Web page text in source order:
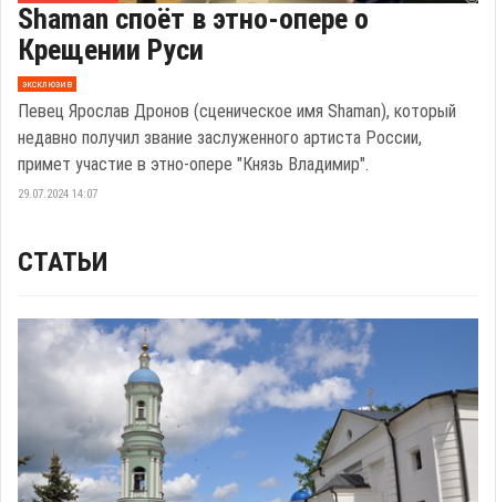
Shaman споёт в этно-опере о
Крещении Руси
эксклюзив
Певец Ярослав Дронов (сценическое имя Shaman), который
недавно получил звание заслуженного артиста России,
примет участие в этно-опере "Князь Владимир".
29.07.2024 14:07
СТАТЬИ